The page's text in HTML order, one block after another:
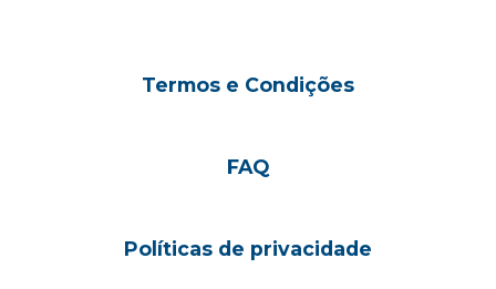
Termos e Condições
FAQ
Políticas de privacidade